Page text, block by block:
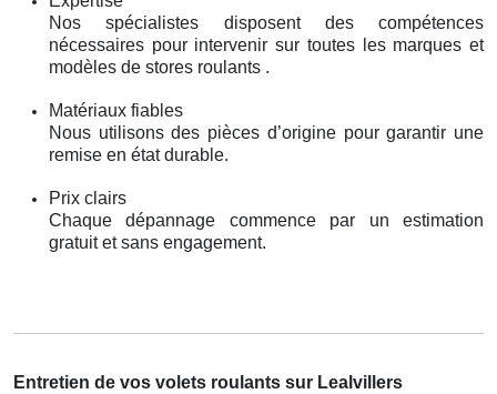
Nos spécialistes disposent des compétences
nécessaires pour intervenir sur toutes les marques et
modèles de stores roulants .
Matériaux fiables
Nous utilisons des pièces d’origine pour garantir une
remise en état durable.
Prix clairs
Chaque dépannage commence par un estimation
gratuit et sans engagement.
Entretien de vos volets roulants sur Lealvillers